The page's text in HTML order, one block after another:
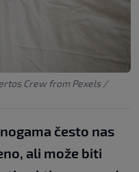
Crew from Pexels /
često nas
ali može biti